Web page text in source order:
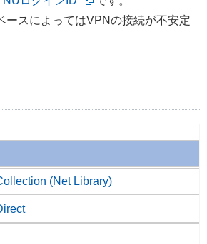
スによってはVPNの接続が不安定
(Net Library)